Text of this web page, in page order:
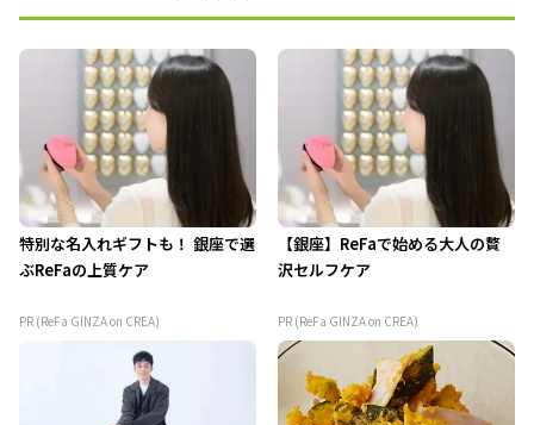
特別な名入れギフトも！ 銀座で選
ぶReFaの上質ケア
PR (ReFa GINZA on CREA)
【銀座】ReFaで始める大人の贅
沢セルフケア
PR (ReFa GINZA on CREA)